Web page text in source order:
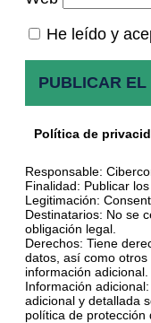
He leído y
Política de
Responsable:
Finalidad: Publicar
Legitimación:
Destinatarios: No se
obligación legal.
Derechos: Tiene
datos, así como
información adicional.
Información
adicional y detallada
política de protección